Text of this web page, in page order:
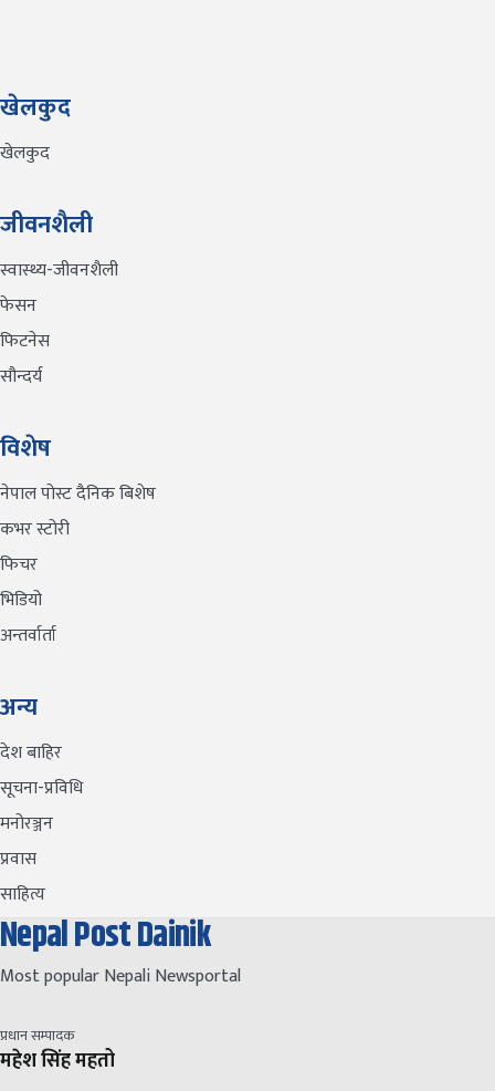
खेलकुद
खेलकुद
जीवनशैली
स्वास्थ्य-जीवनशैली
फेसन
फिटनेस
सौन्दर्य
विशेष
नेपाल पोस्ट दैनिक बिशेष
कभर स्टोरी
फिचर
भिडियो
अन्तर्वार्ता
अन्य
देश बाहिर
सूचना-प्रविधि
मनोरञ्जन
प्रवास
साहित्य
Nepal Post Dainik
Most popular Nepali Newsportal
प्रधान सम्पादक
महेश सिंह महतो